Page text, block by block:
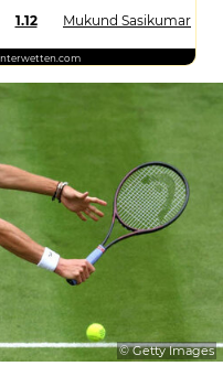
1.12 Mukund Sasikumar
interwetten.com
© Getty Images